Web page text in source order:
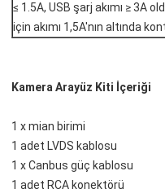
≤ 1.5A, USB şarj akımı ≥ 3A
için akımı 1,5A'nın altında
Kamera Arayüz Kiti İçeriği
1 x mian birimi
1 adet LVDS kablosu
1 x Canbus güç kablosu
1 adet RCA konektörü